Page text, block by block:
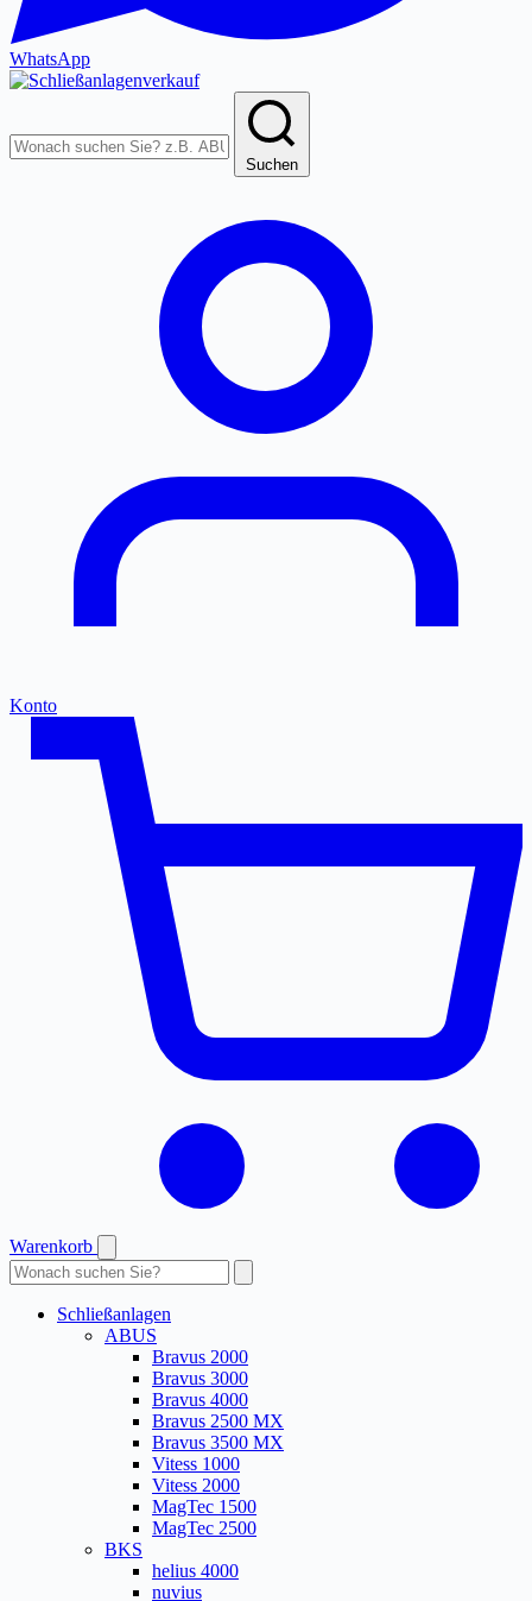
WhatsApp
Suchen
Konto
Warenkorb
Produkte
durchsuchen
Schließanlagen
ABUS
Bravus 2000
Bravus 3000
Bravus 4000
Bravus 2500 MX
Bravus 3500 MX
Vitess 1000
Vitess 2000
MagTec 1500
MagTec 2500
BKS
helius 4000
nuvius